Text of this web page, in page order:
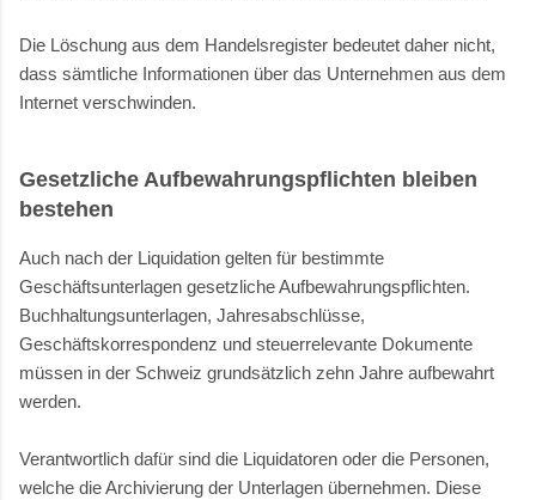
Die Löschung aus dem Handelsregister bedeutet daher nicht,
dass sämtliche Informationen über das Unternehmen aus dem
Internet verschwinden.
Gesetzliche Aufbewahrungspflichten bleiben
bestehen
Auch nach der Liquidation gelten für bestimmte
Geschäftsunterlagen gesetzliche Aufbewahrungspflichten.
Buchhaltungsunterlagen, Jahresabschlüsse,
Geschäftskorrespondenz und steuerrelevante Dokumente
müssen in der Schweiz grundsätzlich zehn Jahre aufbewahrt
werden.
Verantwortlich dafür sind die Liquidatoren oder die Personen,
welche die Archivierung der Unterlagen übernehmen. Diese